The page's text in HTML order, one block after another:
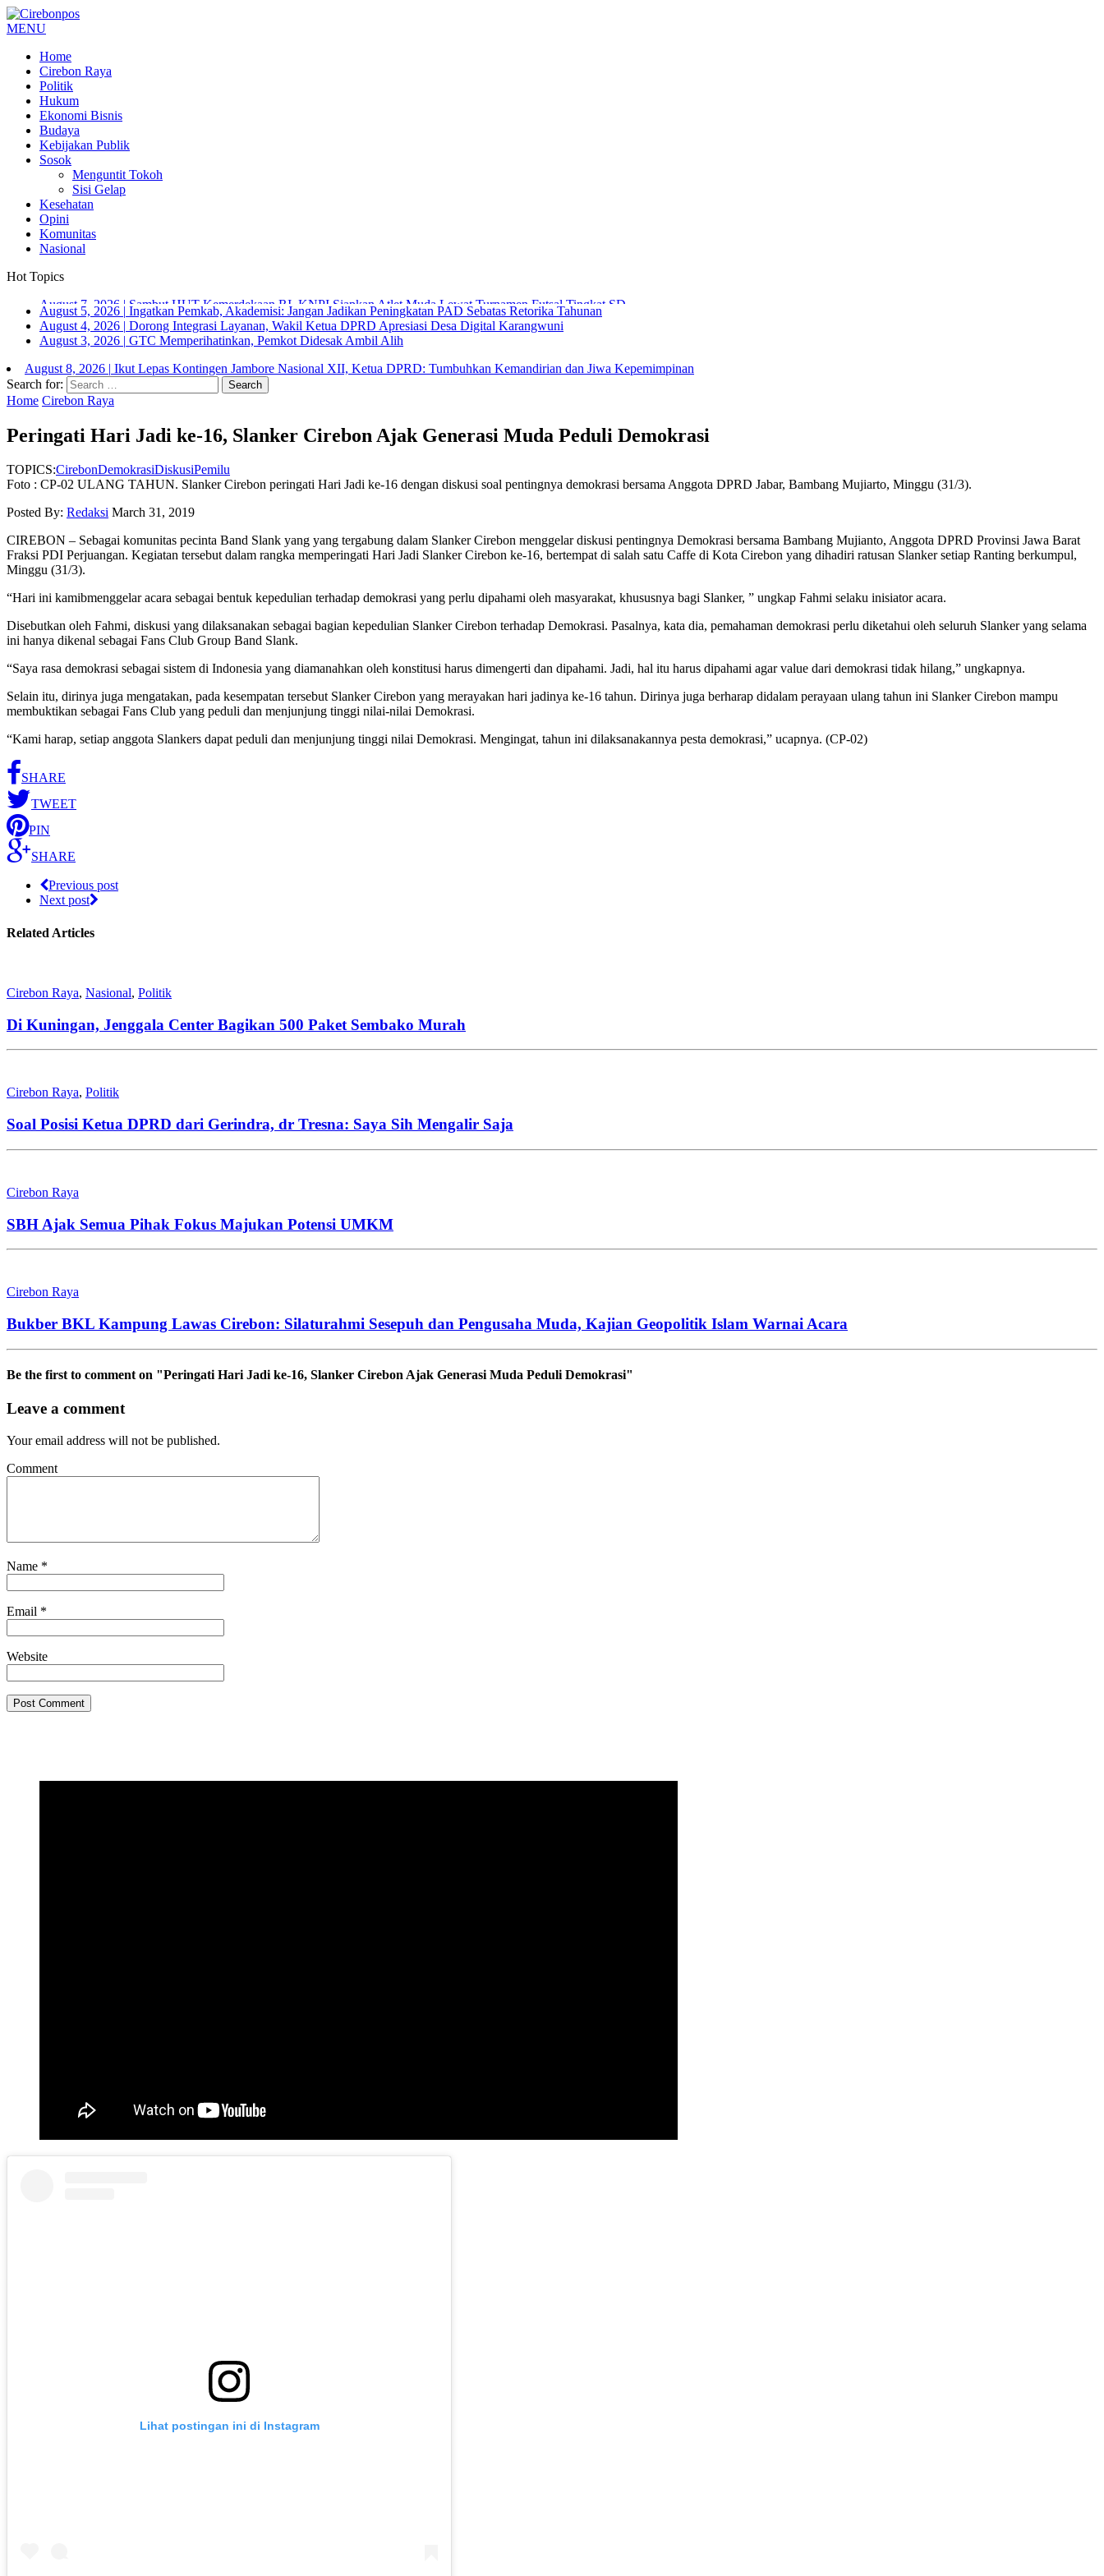
MENU
Home
Cirebon Raya
Politik
Hukum
Ekonomi Bisnis
Budaya
Kebijakan Publik
Sosok
Menguntit Tokoh
Sisi Gelap
Kesehatan
Opini
Komunitas
Nasional
Hot Topics
August 5, 2026 | Ingatkan Pemkab, Akademisi: Jangan Jadikan Peningkatan PAD Sebatas Retorika Tahunan
August 4, 2026 | Dorong Integrasi Layanan, Wakil Ketua DPRD Apresiasi Desa Digital Karangwuni
August 3, 2026 | GTC Memperihatinkan, Pemkot Didesak Ambil Alih
August 8, 2026 | Ikut Lepas Kontingen Jambore Nasional XII, Ketua DPRD: Tumbuhkan Kemandirian dan Jiwa Kepemimpinan
August 7, 2026 | Sambut HUT Kemerdekaan RI, KNPI Siapkan Atlet Muda Lewat Turnamen Futsal Tingkat SD
Search for:
Home Cirebon Raya
Peringati Hari Jadi ke-16, Slanker Cirebon Ajak Generasi Muda Peduli Demokrasi
TOPICS:CirebonDemokrasiDiskusiPemilu
Foto : CP-02 ULANG TAHUN. Slanker Cirebon peringati Hari Jadi ke-16 dengan diskusi soal pentingnya demokrasi bersama Anggota DPRD Jabar, Bambang Mujiarto, Minggu (31/3).
Posted By: Redaksi March 31, 2019
CIREBON – Sebagai komunitas pecinta Band Slank yang yang tergabung dalam Slanker Cirebon menggelar diskusi pentingnya Demokrasi bersama Bambang Mujianto, Anggota DPRD Provinsi Jawa Barat
Fraksi PDI Perjuangan. Kegiatan tersebut dalam rangka memperingati Hari Jadi Slanker Cirebon ke-16, bertempat di salah satu Caffe di Kota Cirebon yang dihadiri ratusan Slanker setiap Ranting berkumpul,
Minggu (31/3).
“Hari ini kamibmenggelar acara sebagai bentuk kepedulian terhadap demokrasi yang perlu dipahami oleh masyarakat, khususnya bagi Slanker, ” ungkap Fahmi selaku inisiator acara.
Disebutkan oleh Fahmi, diskusi yang dilaksanakan sebagai bagian kepedulian Slanker Cirebon terhadap Demokrasi. Pasalnya, kata dia, pemahaman demokrasi perlu diketahui oleh seluruh Slanker yang selama
ini hanya dikenal sebagai Fans Club Group Band Slank.
“Saya rasa demokrasi sebagai sistem di Indonesia yang diamanahkan oleh konstitusi harus dimengerti dan dipahami. Jadi, hal itu harus dipahami agar value dari demokrasi tidak hilang,” ungkapnya.
Selain itu, dirinya juga mengatakan, pada kesempatan tersebut Slanker Cirebon yang merayakan hari jadinya ke-16 tahun. Dirinya juga berharap didalam perayaan ulang tahun ini Slanker Cirebon mampu
membuktikan sebagai Fans Club yang peduli dan menjunjung tinggi nilai-nilai Demokrasi.
“Kami harap, setiap anggota Slankers dapat peduli dan menjunjung tinggi nilai Demokrasi. Mengingat, tahun ini dilaksanakannya pesta demokrasi,” ucapnya. (CP-02)
SHARE
TWEET
PIN
SHARE
Previous post
Next post
Related Articles
Cirebon Raya, Nasional, Politik
Di Kuningan, Jenggala Center Bagikan 500 Paket Sembako Murah
Cirebon Raya, Politik
Soal Posisi Ketua DPRD dari Gerindra, dr Tresna: Saya Sih Mengalir Saja
Cirebon Raya
SBH Ajak Semua Pihak Fokus Majukan Potensi UMKM
Cirebon Raya
Bukber BKL Kampung Lawas Cirebon: Silaturahmi Sesepuh dan Pengusaha Muda, Kajian Geopolitik Islam Warnai Acara
Be the first to comment on "Peringati Hari Jadi ke-16, Slanker Cirebon Ajak Generasi Muda Peduli Demokrasi"
Leave a comment
Your email address will not be published.
Comment
Name*
Email*
Website
Lihat postingan ini di Instagram